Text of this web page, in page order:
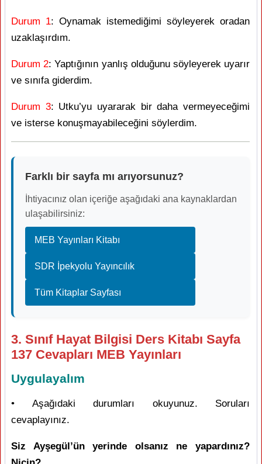
Durum 1: Oynamak istemediğimi söyleyerek oradan
uzaklaşırdım.
Durum 2: Yaptığının yanlış olduğunu söyleyerek uyarır
ve sınıfa giderdim.
Durum 3: Utku’yu uyararak bir daha vermeyeceğimi
ve isterse konuşmayabileceğini söylerdim.
Farklı bir sayfa mı arıyorsunuz?
İhtiyacınız olan içeriğe aşağıdaki ana kaynaklardan
ulaşabilirsiniz:
MEB Yayınları Kitabı
SDR İpekyolu Yayıncılık
Tüm Kitaplar Sayfası
3. Sınıf Hayat Bilgisi Ders Kitabı Sayfa
137 Cevapları MEB Yayınları
Uygulayalım
• Aşağıdaki durumları okuyunuz. Soruları
cevaplayınız.
Siz Ayşegül’ün yerinde olsanız ne yapardınız?